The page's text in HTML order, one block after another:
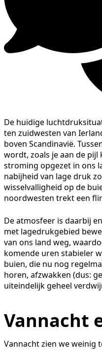
De huidige
ten zuidwesten van
boven Scandinavië.
wordt, zoals je aan de
stroming opgezet in ons
nabijheid van lage druk
wisselvalligheid op de
noordwesten trekt een
De atmosfeer is daarbij
met lagedrukgebied
van ons land weg,
komende uren stabieler
buien, die nu nog
horen, afzwakken (dus:
uiteindelijk geheel
Vannacht
Vannacht zien we weinig